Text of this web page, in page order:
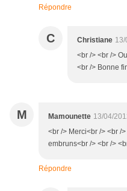
Répondre
C Christiane
<br /> <br />
<br /> Bonne
M Mamounette 13/04/
<br /> Merci<br /> <br /
embruns<br /> <br />
Répondre